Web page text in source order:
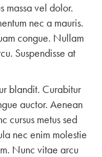
massa vel dolor.
nec a mauris.
congue. Nullam
Suspendisse at
blandit. Curabitur
auctor. Aenean
cursus metus sed
nec enim molestie
Nunc vitae arcu